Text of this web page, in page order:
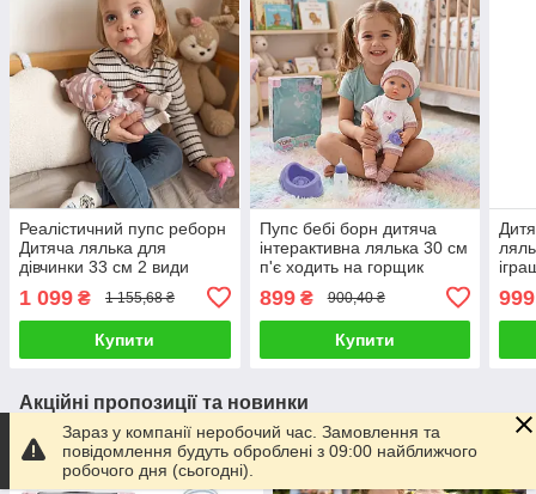
Реалістичний пупс реборн
Дитяча лялька для
дівчинки 33 см 2 види
аксесуари горщик
пляшечка
1 099 ₴ 1 155,68 ₴
Купити
Пупс бебі борн дитяча
інтерактивна лялька 30 см
п'є ходить на горщик
ігровий набір з одягом та
аксесуарами
899₴ 900,40 ₴
Купити
см
999
Акційні пропозиції та новинки
–12% –12%
Зараз у компанії неробочий час. Замовлення та
повідомлення будуть оброблені з 09:00 найближчого
робочого дня (сьогодні).